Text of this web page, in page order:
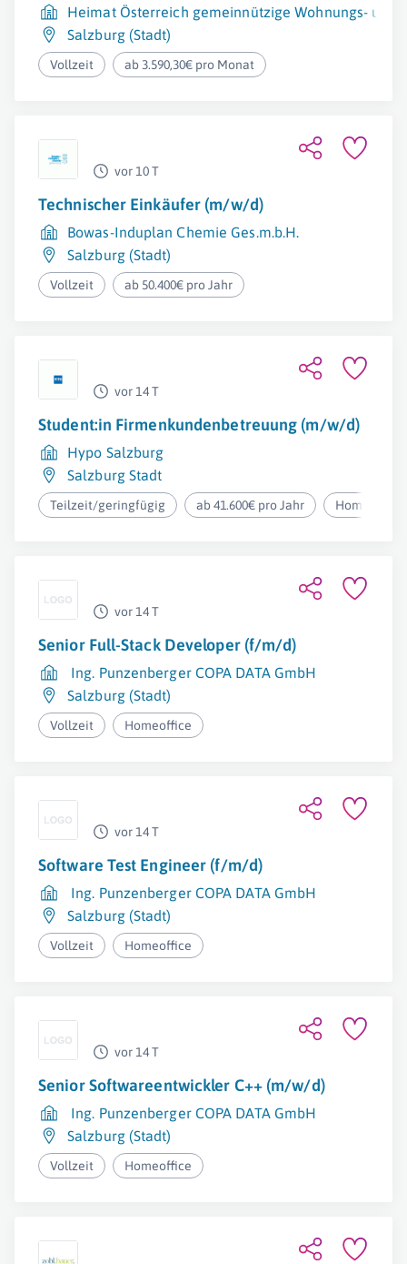
Heimat Österreich gemeinnützige Wohnungs- und
Salzburg (Stadt)
Vollzeit ab 3.590,30€ pro Monat
vor 10 T
Technischer Einkäufer (m/w/d)
Bowas-Induplan Chemie Ges.m.b.H.
Salzburg (Stadt)
Vollzeit ab 50.400€ pro Jahr
vor 14 T
Student:in Firmenkundenbetreuung (m/w/d)
Hypo Salzburg
Salzburg Stadt
Teilzeit/geringfügig ab 41.600€ pro Jahr Homeoffice
vor 14 T
Senior Full-Stack Developer (f/m/d)
Ing. Punzenberger COPA DATA GmbH
Salzburg (Stadt)
Vollzeit Homeoffice
vor 14 T
Software Test Engineer (f/m/d)
Ing. Punzenberger COPA DATA GmbH
Salzburg (Stadt)
Vollzeit Homeoffice
vor 14 T
Senior Softwareentwickler C++ (m/w/d)
Ing. Punzenberger COPA DATA GmbH
Salzburg (Stadt)
Vollzeit Homeoffice